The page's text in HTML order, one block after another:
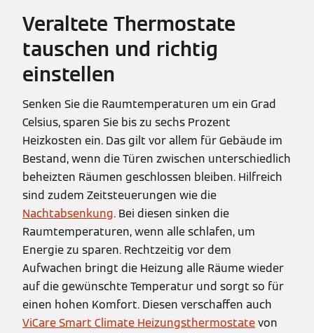
Veraltete Thermostate
tauschen und richtig
einstellen
Senken Sie die Raumtemperaturen um ein Grad
Celsius, sparen Sie bis zu sechs Prozent
Heizkosten ein. Das gilt vor allem für Gebäude im
Bestand, wenn die Türen zwischen unterschiedlich
beheizten Räumen geschlossen bleiben. Hilfreich
sind zudem Zeitsteuerungen wie die
Nachtabsenkung. Bei diesen sinken die
Raumtemperaturen, wenn alle schlafen, um
Energie zu sparen. Rechtzeitig vor dem
Aufwachen bringt die Heizung alle Räume wieder
auf die gewünschte Temperatur und sorgt so für
einen hohen Komfort. Diesen verschaffen auch
ViCare Smart Climate Heizungsthermostatevon